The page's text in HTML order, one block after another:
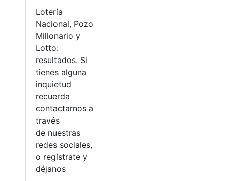
Lotería
Nacional, Pozo
Millonario y
Lotto:
resultados. Si
tienes alguna
inquietud
recuerda
contactarnos a
través
de nuestras
redes sociales,
o regístrate y
déjanos